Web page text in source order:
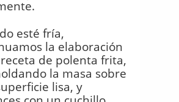
esté fría,
la elaboración
de polenta frita,
la masa sobre
lisa, y